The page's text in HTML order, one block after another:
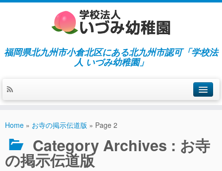
福岡県北九州市小倉北区にある北九州市認可「学校法
人 いづみ幼稚園」
施設紹介
Home » お寺の掲示伝道版 » Page 2
Category Archives : お寺
の掲示伝道版